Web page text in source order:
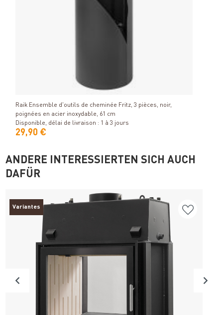
Détails
Raik Ensemble d'outils de cheminée Fritz, 3 pièces, noir,
poignées en acier inoxydable, 61 cm
Disponible, délai de livraison : 1 à 3 jours
29,90 €
ANDERE INTERESSIERTEN SICH AUCH
DAFÜR
Variantes